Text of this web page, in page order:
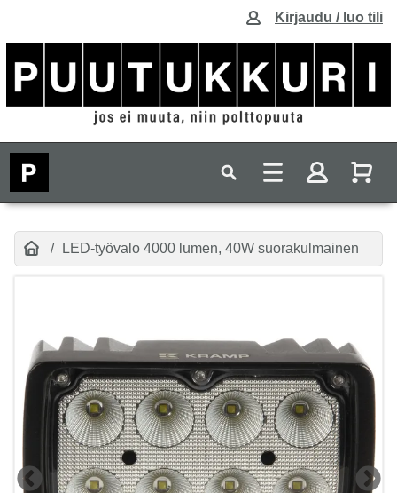
Kirjaudu / luo tili
LED-työvalo 4000 lumen, 40W suorakulmainen